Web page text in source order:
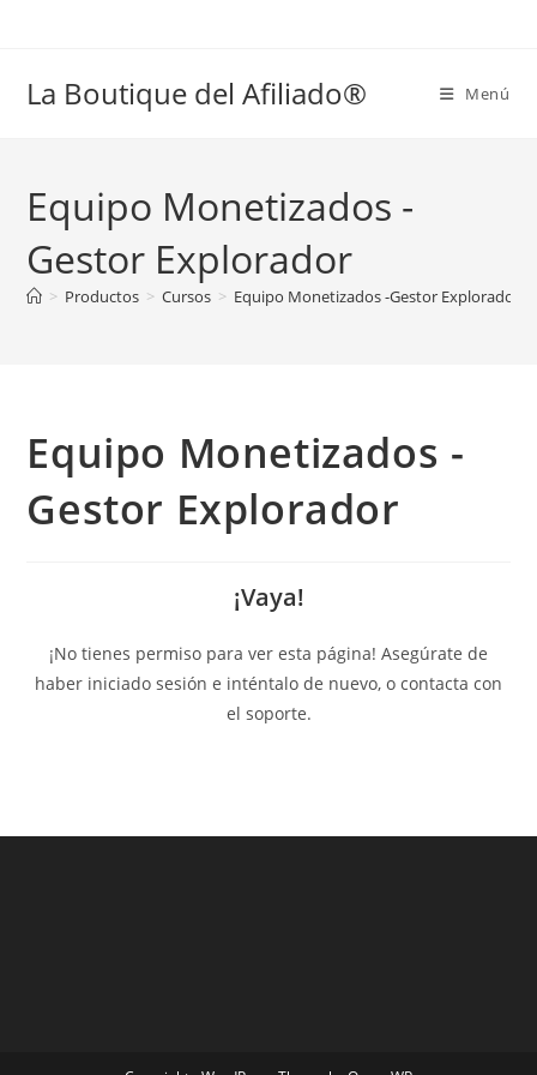
La Boutique del Afiliado® Menú
Equipo Monetizados -
Gestor Explorador
> Productos > Cursos > Equipo Monetizados -Gestor Explorador
Equipo Monetizados -
Gestor Explorador
¡Vaya!
¡No tienes permiso para ver esta página! Asegúrate de
haber iniciado sesión e inténtalo de nuevo, o contacta con
el soporte.